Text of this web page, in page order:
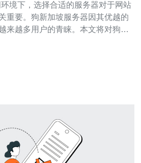
重要。狗新加坡服务器因其优越的
来越多用户的青睐。本文将对狗新